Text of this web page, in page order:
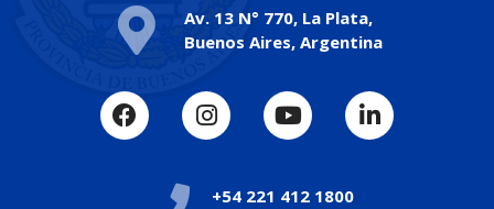
Av. 13 N° 770, La Plata,
Buenos Aires, Argentina
+54 221 412 1800